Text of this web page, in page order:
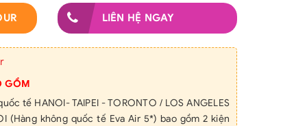
LIÊN HỆ NGAY
GỒM
tế HANOI- TAIPEI - TORONTO / LOS ANGELES
(Hàng không quốc tế Eva Air 5*) bao gồm 2 kiện